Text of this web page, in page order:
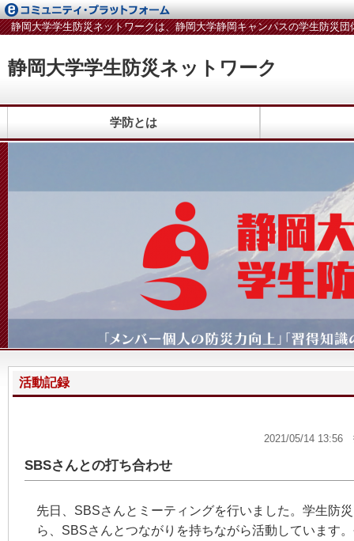
静岡大学学生防災ネットワーク
静岡大学学生防災ネットワークは、静岡大学静岡キャンパスの学生防災
学防とは
活動記録
2021/05/14 13:56
SBSさんとの打ち合わせ
先日、SBSさんとミーティングを行いました。学生防
ら、SBSさんとつながりを持ちながら活動しています